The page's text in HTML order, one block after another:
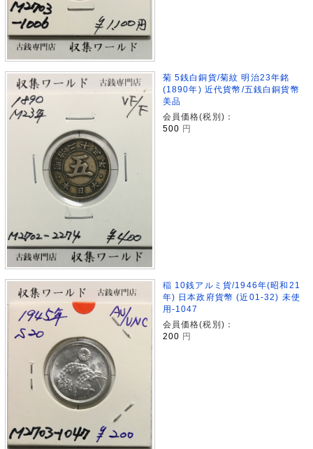
菊 5銭白銅貨/菊紋 明治23年銘
(1890年) 近代貨幣/五銭白銅貨幣
美品
会員価格(税別)：
500 円
稲 10銭アルミ貨/1946年(昭和21
年) 日本政府貨幣 (近01-32) 未使
用-1047
会員価格(税別)：
200 円